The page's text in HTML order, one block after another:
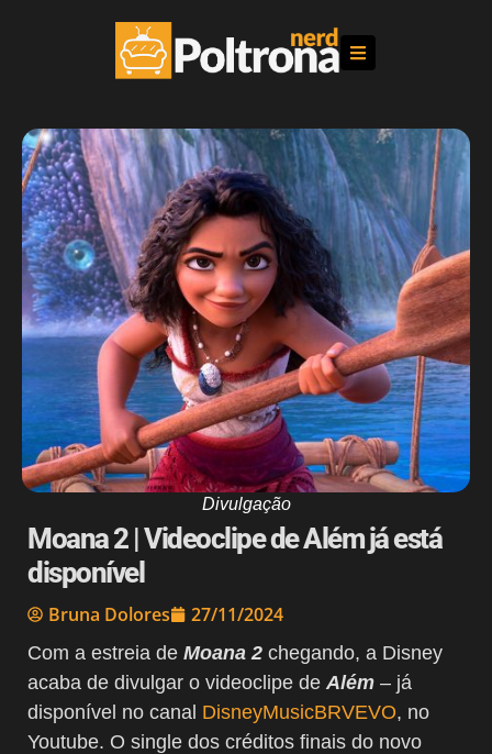
Divulgação
Moana 2 | Videoclipe de Além já está
disponível
Bruna Dolores 27/11/2024
Com a estreia de Moana 2 chegando, a Disney
acaba de divulgar o videoclipe de Além – já
disponível no canal DisneyMusicBRVEVO, no
Youtube. O single dos créditos finais do novo